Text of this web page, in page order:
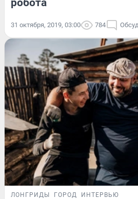
робота
31 октября, 2019, 03:00 784
ЛОНГРИДЫ ГОРОД ИНТЕРВЬЮ